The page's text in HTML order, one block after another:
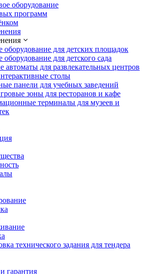
оборудование
программ
оборудование для детских площадок
оборудование для детского сада
автоматы для развлекательных центров
столы
панели для учебных заведений
зоны для ресторанов и кафе
терминалы для музеев и
технического задания для тендера
гарантия